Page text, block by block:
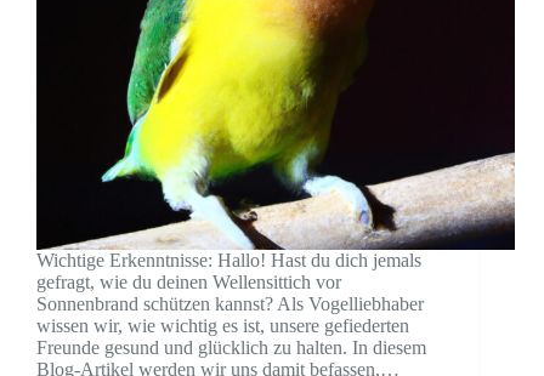
Wichtige Erkenntnisse: Hallo! Hast du dich jemals
gefragt, wie du deinen Wellensittich vor
Sonnenbrand schützen kannst? Als Vogelliebhaber
wissen wir, wie wichtig es ist, unsere gefiederten
Freunde gesund und glücklich zu halten. In diesem
Blog-Artikel werden wir uns damit befassen,…